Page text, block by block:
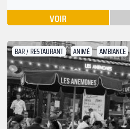
VOIR
BAR / RESTAURANT ANIMÉ AMBIANCE
Précédent